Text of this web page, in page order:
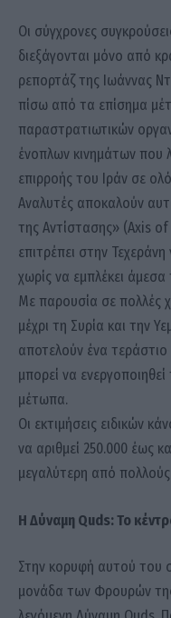
Οι σύγχρονες
διεξάγονται μόνο από
ρεπορτάζ της Ιωάννας
πίσω από τα επίσημα
παραστρατιωτικών
ένοπλων κινημάτων που
επιρροής του Ιράν σε
Αναλυτές αποκαλούν
της Αντίστασης» (Axis
επιτρέπει στην Τεχεράνη
χωρίς να εμπλέκει
Με παρουσία σε πολλές
μέχρι τη Συρία και την
αποτελούν ένα
μπορεί να
μέτωπα.
Οι εκτιμήσεις ειδικών
να αριθμεί 250.000 έως
μεγαλύτερη από
Η Δύναμη Quds: Το
Στην κορυφή αυτού του
μονάδα των Φρουρών